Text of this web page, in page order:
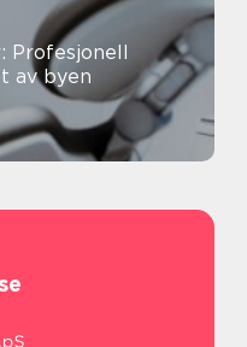
Profesjonell
av byen